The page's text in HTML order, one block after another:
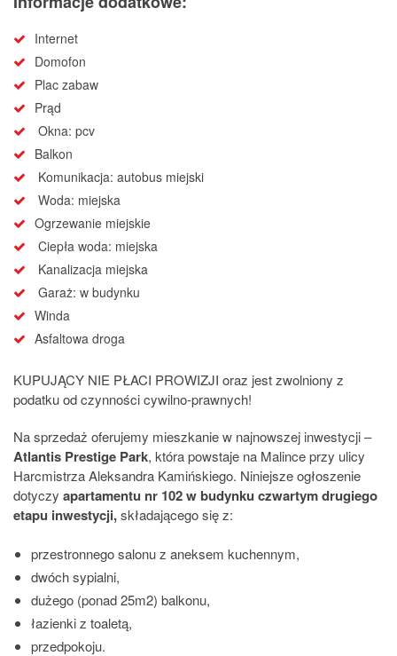
Internet
Domofon
Plac zabaw
Prąd
Okna: pcv
Balkon
Komunikacja: autobus miejski
Woda: miejska
Ogrzewanie miejskie
Ciepła woda: miejska
Kanalizacja miejska
Garaż: w budynku
Winda
Asfaltowa droga
KUPUJĄCY NIE PŁACI PROWIZJI oraz jest zwolniony z
podatku od czynności cywilno-prawnych!
Na sprzedaż oferujemy mieszkanie w najnowszej inwestycji –
Atlantis Prestige Park, która powstaje na Malince przy ulicy
Harcmistrza Aleksandra Kamińskiego. Niniejsze ogłoszenie
dotyczyapartamentu nr 102 w budynku czwartym drugiego
etapu inwestycji,składającego się z:
przestronnego salonu z aneksem kuchennym,
dwóch sypialni,
dużego (ponad 25m2) balkonu,
łazienki z toaletą,
przedpokoju.